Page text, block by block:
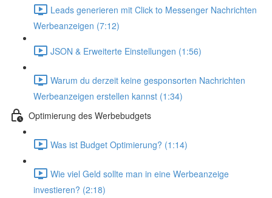
Leads generieren mit Click to Messenger Nachrichten
Werbeanzeigen (7:12)
JSON & Erweiterte Einstellungen (1:56)
Warum du derzeit keine gesponsorten Nachrichten
Werbeanzeigen erstellen kannst (1:34)
Optimierung des Werbebudgets
Was ist Budget Optimierung? (1:14)
Wie viel Geld sollte man in eine Werbeanzeige
investieren? (2:18)